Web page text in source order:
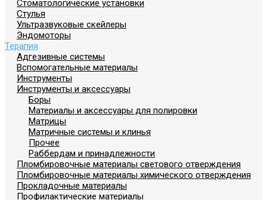
Стоматологические установки
Стулья
Ультразвуковые скейлеры
Эндомоторы
Терапия
Адгезивные системы
Вспомогательные материалы
Инструменты
Инструменты и аксессуары
Боры
Материалы и аксессуары для полировки
Матрицы
Матричные системы и клинья
Прочее
Раббердам и принадлежности
Пломбировочные материалы светового отверждения
Пломбировочные материалы химического отверждения
Прокладочные материалы
Профилактические материалы